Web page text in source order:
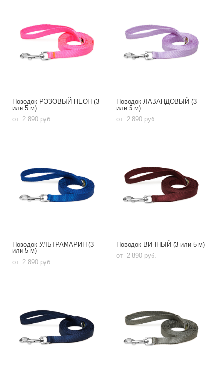
Поводок РОЗОВЫЙ НЕОН (3
или 5 м)
от 2 890 pуб.
Поводок ЛАВАНДОВЫЙ (3
или 5 м)
от 2 890 pуб.
Поводок УЛЬТРАМАРИН (3
или 5 м)
от 2 890 pуб.
Поводок ВИННЫЙ (3 или 5 м)
от 2 890 pуб.